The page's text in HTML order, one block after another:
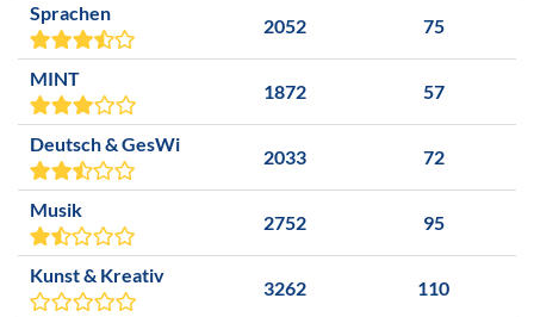
Sprachen
2052 75
MINT
1872 57
Deutsch & GesWi
2033 72
Musik
2752 95
Kunst & Kreativ
3262 110